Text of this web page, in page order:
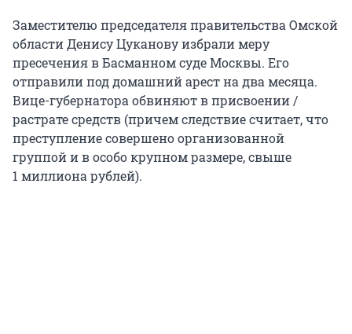
Заместителю председателя правительства Омской
области Денису Цуканову избрали меру
пресечения в Басманном суде Москвы. Его
отправили под домашний арест на два месяца.
Вице-губернатора обвиняют в присвоении /
растрате средств (причем следствие считает, что
преступление совершено организованной
группой и в особо крупном размере, свыше
1 миллиона рублей).